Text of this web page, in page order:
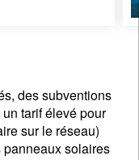
des subventions
tarif élevé pour
sur le réseau)
panneaux solaires